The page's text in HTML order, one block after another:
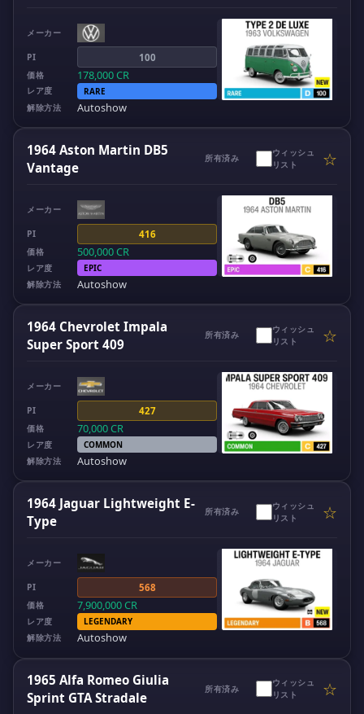
メーカー
PI 100
価格 178,000CR
レア度
RARE
解除方法
Autoshow
1964 Aston Martin DB5
Vantage
所有済み
ウィッシュ
リスト
☆
メーカー
PI 416
価格 500,000CR
レア度
EPIC
解除方法
Autoshow
1964 Chevrolet Impala
Super Sport 409
所有済み
ウィッシュ
リスト
☆
メーカー
PI 427
価格 70,000CR
レア度
COMMON
解除方法
Autoshow
1964 Jaguar Lightweight E-
Type
所有済み
ウィッシュ
リスト
☆
メーカー
PI 568
価格 7,900,000CR
レア度
LEGENDARY
解除方法
Autoshow
1965 Alfa Romeo Giulia
Sprint GTA Stradale
所有済み
ウィッシュ
リスト
☆